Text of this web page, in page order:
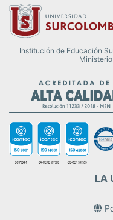
Institución de Educación
LA